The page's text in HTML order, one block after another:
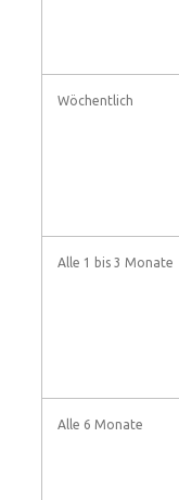
Wöchentlich
Alle 1 bis 3 Monate
Alle 6 Monate